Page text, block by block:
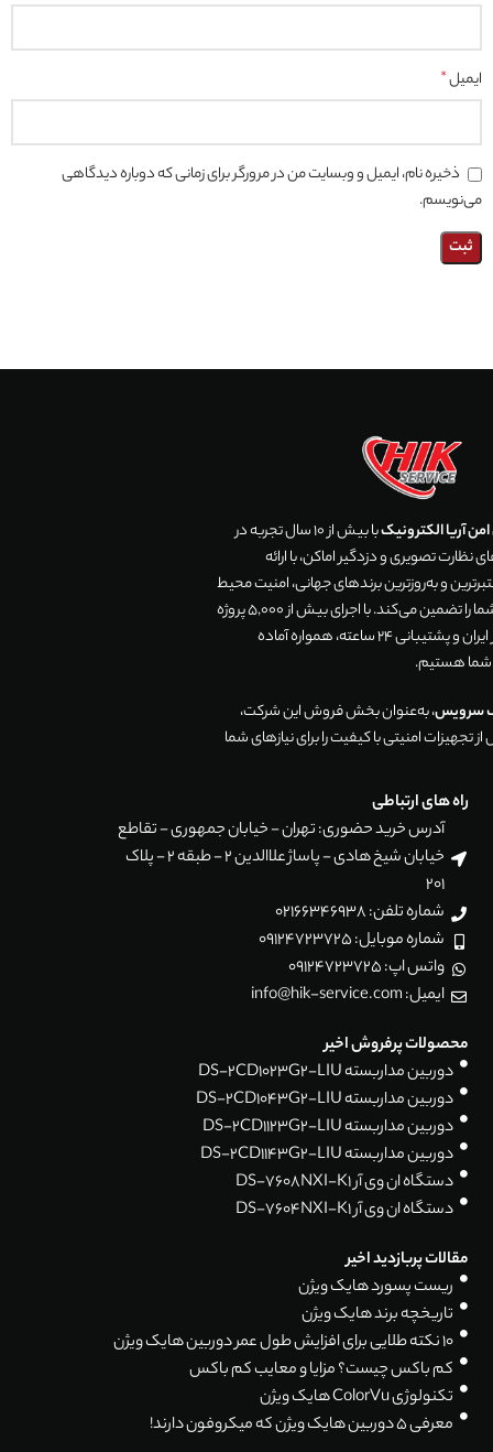
ایمیل*
ذخیره نام، ایمیل و وبسایت من در مرورگر برای زمانی که دوباره دیدگاهی
می‌نویسم.
آریا الکترونیک
با بیش از 10 سال تجربه در
تصویری و دزدگیر اماکن، با ارائه
و به‌روزترین برندهای جهانی، امنیت محیط
زندگی و تجارت شما را تضمین می‌کند. با اجرای بیش از 5,000 پروژه
موفق در سراسر ایران و پشتیبانی 24 ساعته، همواره آماده
شما هستیم.
سرویس، به‌عنوان بخش فروش این شرکت،
تجهیزات امنیتی با کیفیت را برای نیازهای شما
راه های ارتباطی
آدرس خرید حضوری: تهران - خیابان جمهوری - تقاطع
خیابان شیخ هادی - پاساژ علاالدین 2 - طبقه 2 - پلاک
201
شماره تلفن: 02166346938
شماره موبایل: 09124723725
واتس اپ: 09124723725
ایمیل: info@hik-service.com
محصولات پرفروش اخیر
دوربین مداربسته DS-2CD1023G2-LIU
دوربین مداربسته DS-2CD1043G2-LIU
دوربین مداربسته DS-2CD1123G2-LIU
دوربین مداربسته DS-2CD1143G2-LIU
دستگاه ان وی آر DS-7608NXI-K1
دستگاه ان وی آر DS-7604NXI-K1
مقالات پربازدید اخیر
ریست پسورد هایک ویژن
تاریخچه برند هایک ویژن
۱۰ نکته طلایی برای افزایش طول عمر دوربین هایک ویژن
کم باکس چیست؟ مزایا و معایب کم باکس
تکنولوژی ColorVu هایک ویژن
معرفی 5 دوربین هایک ویژن که میکروفون دارند!